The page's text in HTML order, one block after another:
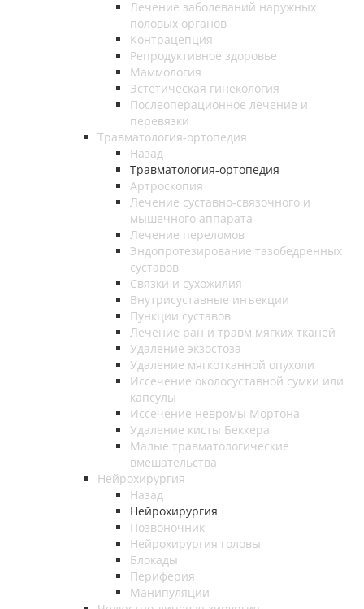
Лечение заболеваний наружных
половых органов
Контрацепция
Репродуктивное здоровье
Маммология
Эстетическая гинекология
Послеоперационное лечение и
перевязки
Травматология-ортопедия
Назад
Травматология-ортопедия
Артроскопия
Лечение суставно-связочного и
мышечного аппарата
Лечение переломов
Эндопротезирование тазобедренных
суставов
Связки и сухожилия
Внутрисуставные инъекции
Пункции суставов
Лечение ран и травм мягких тканей
Удаление экзостоза
Удаление мягкотканной опухоли
Иссечение околосуставной сумки или
капсулы
Иссечение невромы Мортона
Удаление кисты Беккера
Малые травматологические
вмешательства
Нейрохирургия
Назад
Нейрохирургия
Позвоночник
Нейрохирургия головы
Блокады
Периферия
Манипуляции